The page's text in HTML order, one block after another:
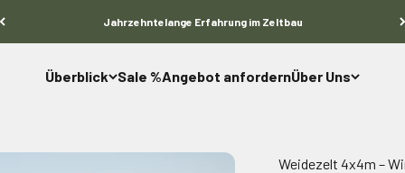
Jahrzehntelange Erfahrung im Zeltbau
Überblick Sale %Angebot anfordernÜber Uns
Weidezelt 4x4m –